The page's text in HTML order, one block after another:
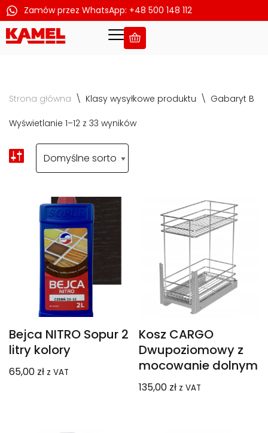
Przejdź
Zamów przez WhatsApp: +48 500 148 112
Strona główna \ Klasy wysyłkowe produktu \ Gabaryt B
Wyświetlanie 1–12 z 33 wyników
Bejca NITRO Sopur 2
litry kolory
65,00 zł z VAT
Kosz CARGO
Dwupoziomowy z
mocowanie dolnym
135,00 zł z VAT